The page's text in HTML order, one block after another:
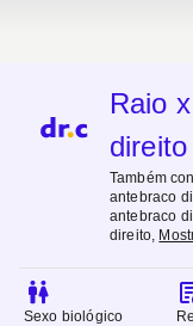
Raio
Também
antebraco
antebraco
direito,
Sexo biológico